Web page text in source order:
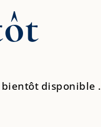
bientôt disponible .